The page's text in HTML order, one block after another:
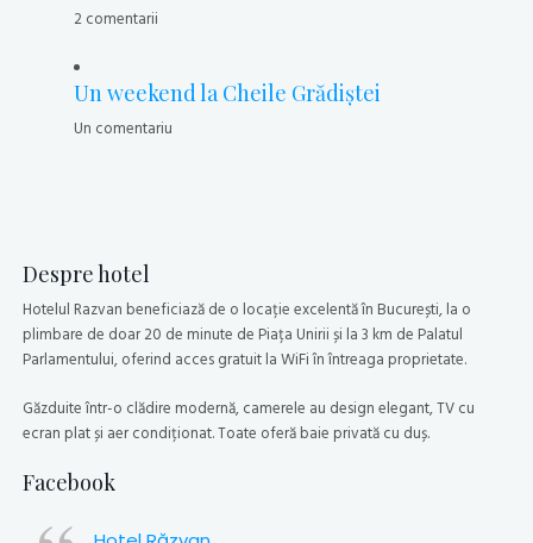
2 comentarii
Un weekend la Cheile Grădiştei
Un comentariu
Despre hotel
Hotelul Razvan beneficiază de o locație excelentă în București, la o
plimbare de doar 20 de minute de Piața Unirii și la 3 km de Palatul
Parlamentului, oferind acces gratuit la WiFi în întreaga proprietate.
Găzduite într-o clădire modernă, camerele au design elegant, TV cu
ecran plat și aer condiționat. Toate oferă baie privată cu duș.
Facebook